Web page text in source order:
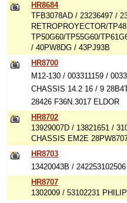
HR8684
TFB3078AD / 23236497 /
RETROPROYECTOR/
TP50G60/TP55G60/
/ 40PW8DG / 43PJ93B
HR8700
M12-130 / 003311159 /
CHASSIS 14.2 16 / 9
28426 F36N.3017 ELDOR
HR8702
13929007D / 13821651 /
CHASSIS EM2E
HR8703
13420043B /
HR8707
1302009 / 53102231